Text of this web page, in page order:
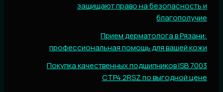
защищают право на безопасность и
благополучие
Прием дерматолога в Рязани:
профессиональная помощь для вашей кожи
Покупка качественных подшипников ISB 7003
CTP4.2RSZ по выгодной цене